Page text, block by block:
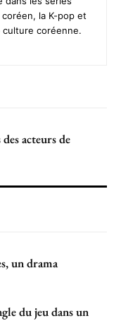
la K-pop et
culture coréenne.
acteurs de
un drama
du jeu dans un